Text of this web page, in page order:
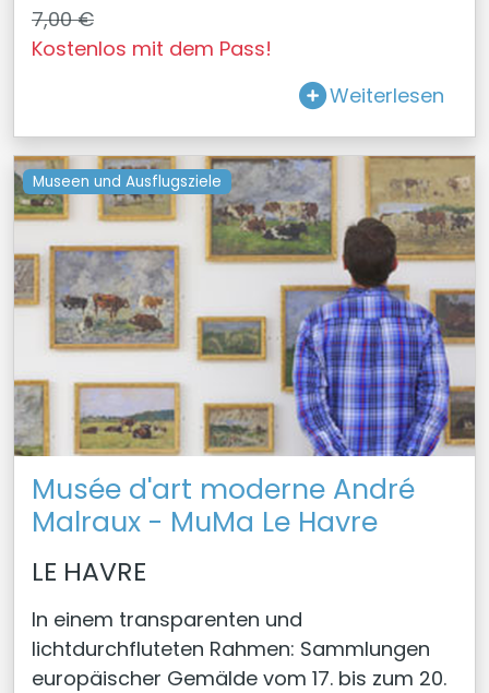
7,00 €
Kostenlos mit dem Pass!
Weiterlesen
Museen und Ausflugsziele
Musée d'art moderne André
Malraux - MuMa Le Havre
LE HAVRE
In einem transparenten und
lichtdurchfluteten Rahmen: Sammlungen
europäischer Gemälde vom 17. bis zum 20.